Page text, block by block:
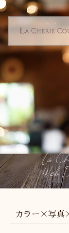
​La
Web
カラー╳写真